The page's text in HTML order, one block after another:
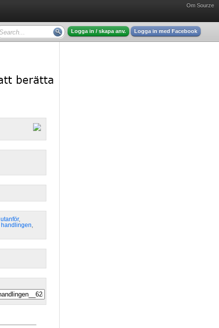
Om Sourze
Logga in / skapa anv. Logga in med Facebook
utanför,
handlingen,